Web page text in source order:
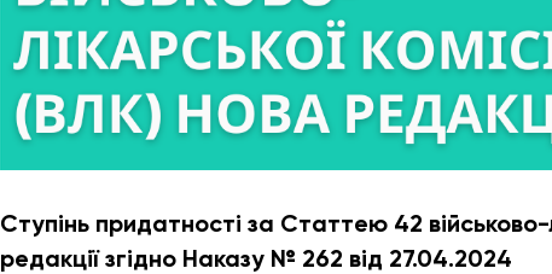
Ступінь придатності за Статтею 42 військово-
редакції згідно Наказу № 262 від 27.04.2024